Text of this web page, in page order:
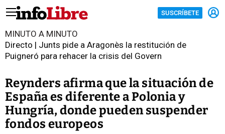
SUSCRÍBETE
MINUTO A MINUTO
Directo | Junts pide a Aragonès la restitución de
Puigneró para rehacer la crisis del Govern
Reynders afirma que la situación de
España es diferente a Polonia y
Hungría, donde pueden suspender
fondos europeos